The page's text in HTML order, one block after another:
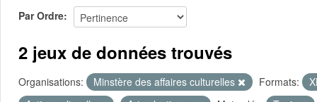
À propos
Par Ordre
2 jeux de données trouvés
Organisations: Minstère des affaires culturelles Formats: